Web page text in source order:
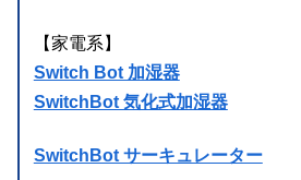
【家電系】
Switch Bot 加湿器
SwitchBot 気化式加湿器
SwitchBot サーキュレーター